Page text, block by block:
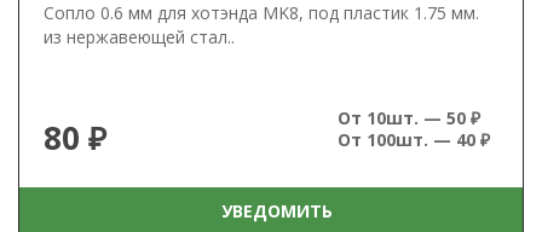
Сопло 0.6 мм для хотэнда MK8, под пластик 1.75 мм.
из нержавеющей стал..
80 ₽
От 10шт. — 50 ₽
От 100шт. — 40 ₽
УВЕДОМИТЬ